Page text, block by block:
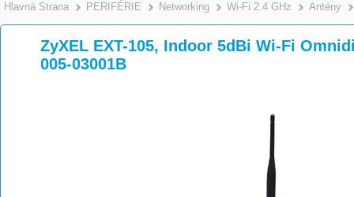
Hlavná Strana >
PERIFÉRIE >
Networking >
Wi-Fi 2.4 GHz Antény
ZyXEL EXT-105, Indoor 5dBi Wi-Fi
005-03001B